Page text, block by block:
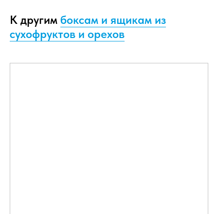
К другим боксам и ящикам из
сухофруктов и орехов